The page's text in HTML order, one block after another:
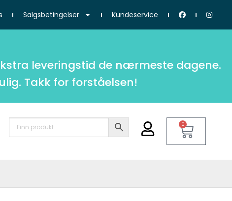
Salgsbetingelser Kundeservice
leveringstid de nærmeste dagene.
Takk for forståelsen!
0